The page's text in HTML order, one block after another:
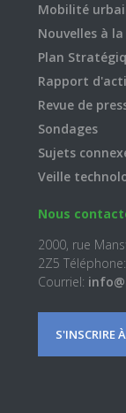
Mobilité
Nouvelles à la
Plan
Rapport
Revue de
Sondages
Sujets
Veille
Nous
2000, rue
2Z5
Courriel:
S'INSCRIRE